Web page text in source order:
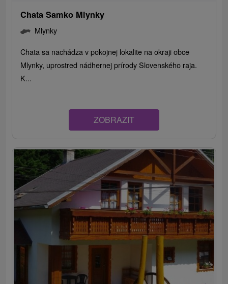
Chata Samko Mlynky
Mlynky
Chata sa nachádza v pokojnej lokalite na okraji obce
Mlynky, uprostred nádhernej prírody Slovenského raja.
K...
ZOBRAZIT